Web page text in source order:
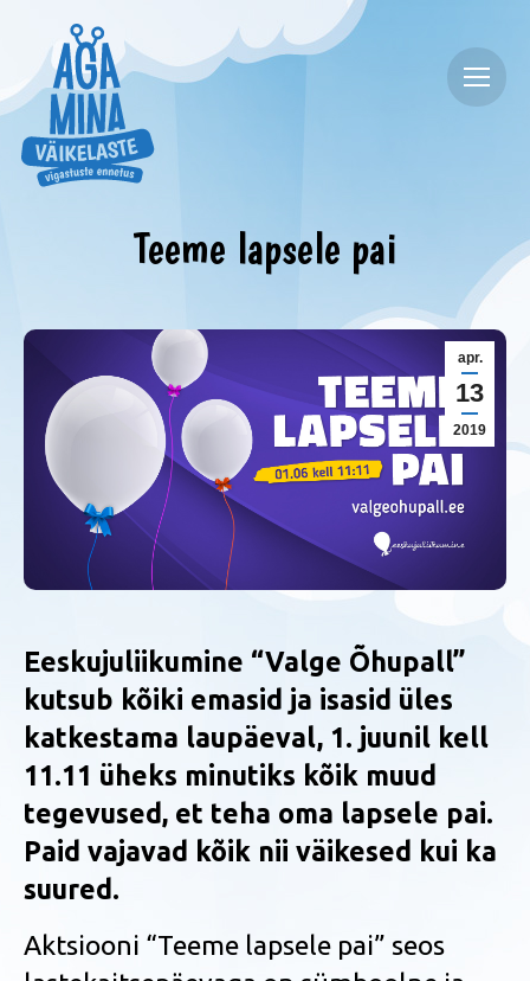
Teeme lapsele pai
apr.
13
2019
Eeskujuliikumine “Valge Õhupall”
kutsub kõiki emasid ja isasid üles
katkestama laupäeval, 1. juunil kell
11.11 üheks minutiks kõik muud
tegevused, et teha oma lapsele pai.
Paid vajavad kõik nii väikesed kui ka
suured.
Aktsiooni “Teeme lapsele pai” seos